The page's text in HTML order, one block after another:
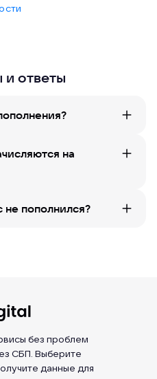
ответы
на
не пополнился?
без проблем
СБП. Выберите
данные для